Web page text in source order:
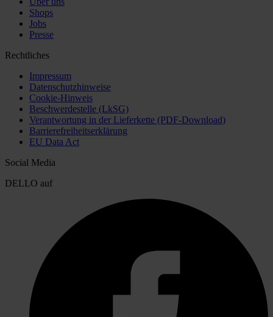
Shops
Jobs
Presse
Rechtliches
Impressum
Datenschutzhinweise
Cookie-Hinweis
Beschwerdestelle (LkSG)
Verantwortung in der Lieferkette (PDF-Download)
Barrierefreiheitserklärung
EU Data Act
Social Media
DELLO auf